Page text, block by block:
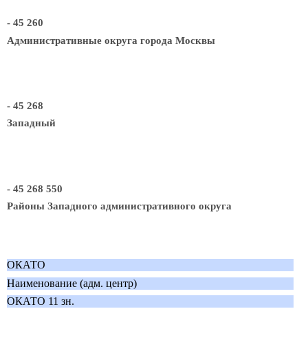
- 45 260
Административные округа города Москвы
- 45 268
Западный
- 45 268 550
Районы Западного административного округа
ОКАТО
Наименование (адм. центр)
ОКАТО 11 зн.